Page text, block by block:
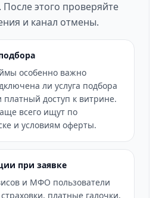
После этого проверяйте
и канал отмены.
особенно важно
ли услуга подбора
доступ к витрине.
всего ищут по
и условиям оферты.
при заявке
и МФО пользователи
платные галочки,